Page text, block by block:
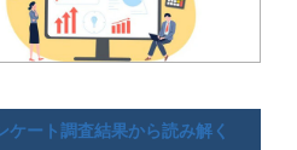
ケート調査結果から読み解く